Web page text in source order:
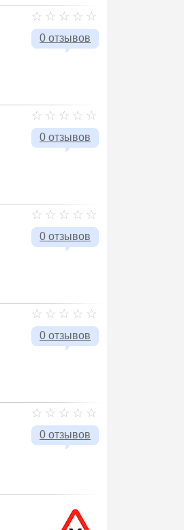
0 отзывов
0 отзывов
0 отзывов
0 отзывов
0 отзывов